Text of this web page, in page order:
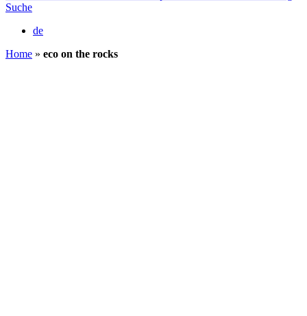
Suche
de
Home » eco on the rocks